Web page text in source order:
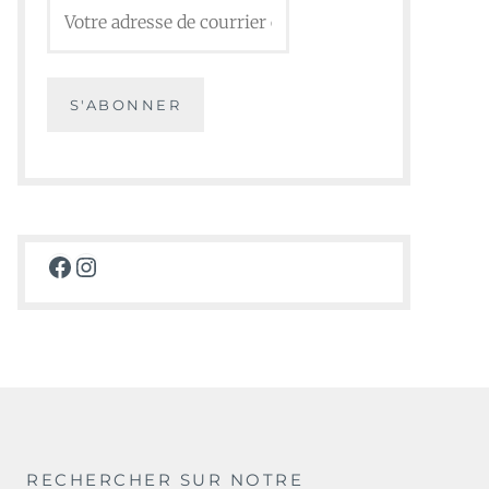
Facebook
Instagram
RECHERCHER SUR NOTRE